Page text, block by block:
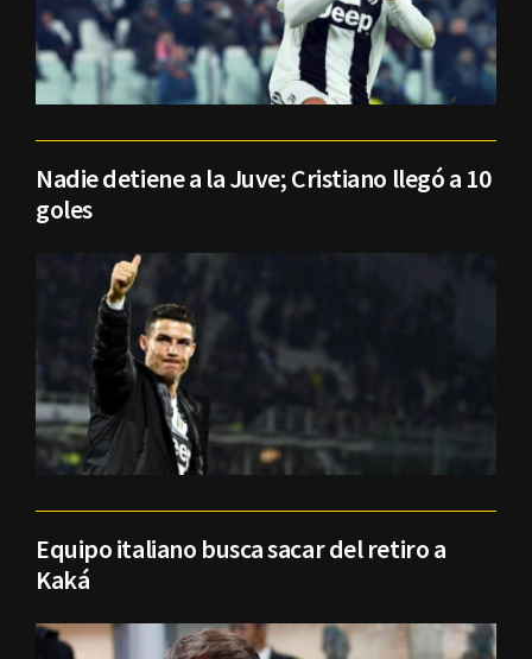
Nadie detiene a la Juve; Cristiano llegó a 10
goles
Equipo italiano busca sacar del retiro a
Kaká